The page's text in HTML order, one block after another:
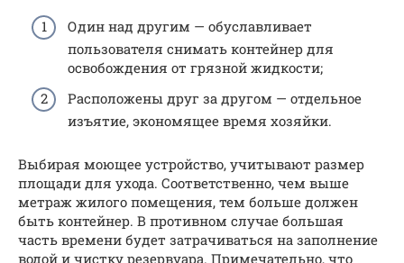
Один над другим — обуславливает
пользователя снимать контейнер для
освобождения от грязной жидкости;
Расположены друг за другом — отдельное
изъятие, экономящее время хозяйки.
Выбирая моющее устройство, учитывают размер
площади для ухода. Соответственно, чем выше
метраж жилого помещения, тем больше должен
быть контейнер. В противном случае большая
часть времени будет затрачиваться на заполнение
водой и чистку резервуара. Примечательно, что